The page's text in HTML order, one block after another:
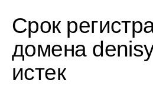
Срок
домена
истек